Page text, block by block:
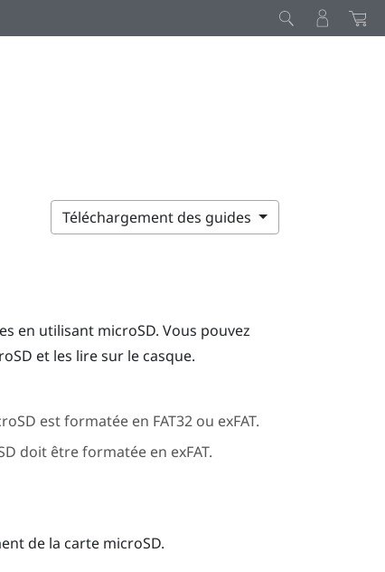
Téléchargement des guides
en utilisant microSD. Vous pouvez
et les lire sur le casque.
est formatée en FAT32 ou exFAT.
doit être formatée en exFAT.
de la carte microSD.